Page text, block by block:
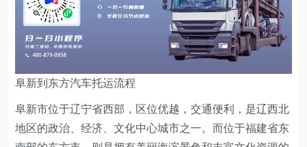
阜新到东方汽车托运流程
阜新市位于辽宁省西部，区位优越，交通便利，是辽西北
地区的政治、经济、文化中心城市之一。而位于福建省东